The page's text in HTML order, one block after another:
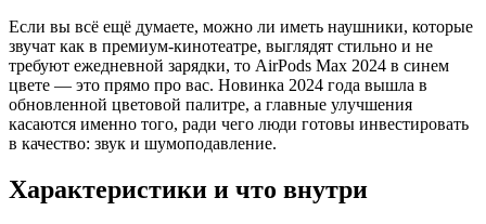
Если вы всё ещё думаете, можно ли иметь наушники, которые
звучат как в премиум-кинотеатре, выглядят стильно и не
требуют ежедневной зарядки, то AirPods Max 2024 в синем
цвете — это прямо про вас. Новинка 2024 года вышла в
обновленной цветовой палитре, а главные улучшения
касаются именно того, ради чего люди готовы инвестировать
в качество: звук и шумоподавление.
Характеристики и что внутри